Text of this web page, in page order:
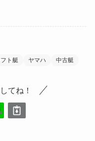
ト艇 ヤマハ 中古艇
てね！